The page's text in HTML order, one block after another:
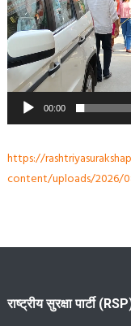
00:00
https://
content/uploads/2026/
राष्ट्रीय सुरक्षा पार्टी